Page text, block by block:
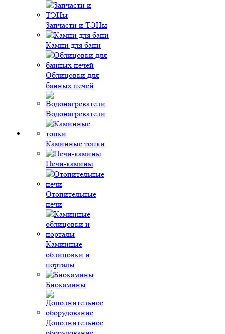
Запчасти и ТЭНы
Камни для бани
Облицовки для
банных печей
Водонагреватели
Каминные топки
Печи-камины
Отопительные
печи
Каминные
облицовки и
порталы
Биокамины
Дополнительное